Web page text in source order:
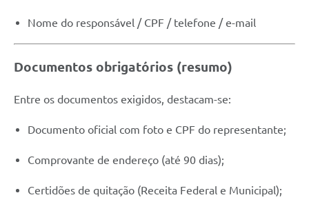
Nome do responsável / CPF / telefone / e-mail
Documentos obrigatórios (resumo)
Entre os documentos exigidos, destacam-se:
Documento oficial com foto e CPF do representante;
Comprovante de endereço (até 90 dias);
Certidões de quitação (Receita Federal e Municipal);